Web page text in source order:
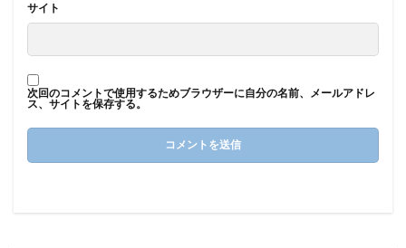
サイト
次回のコメントで使用するためブラウザーに自分の名前、メールアドレ
ス、サイトを保存する。